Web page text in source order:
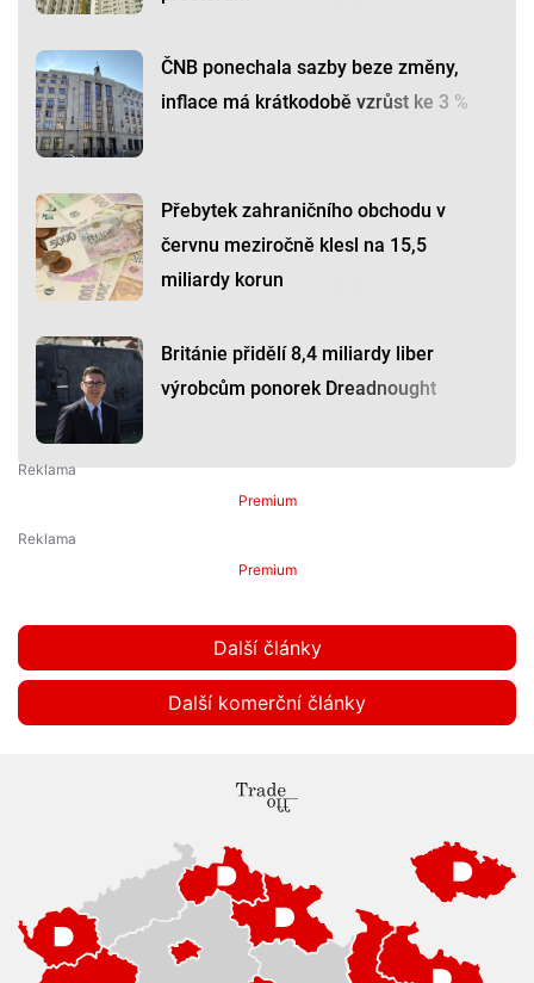
ČNB ponechala sazby beze změny,
inflace má krátkodobě vzrůst ke 3 %
Přebytek zahraničního obchodu v
červnu meziročně klesl na 15,5
miliardy korun
Británie přidělí 8,4 miliardy liber
výrobcům ponorek Dreadnought
Premium
Premium
Další články
Další komerční články